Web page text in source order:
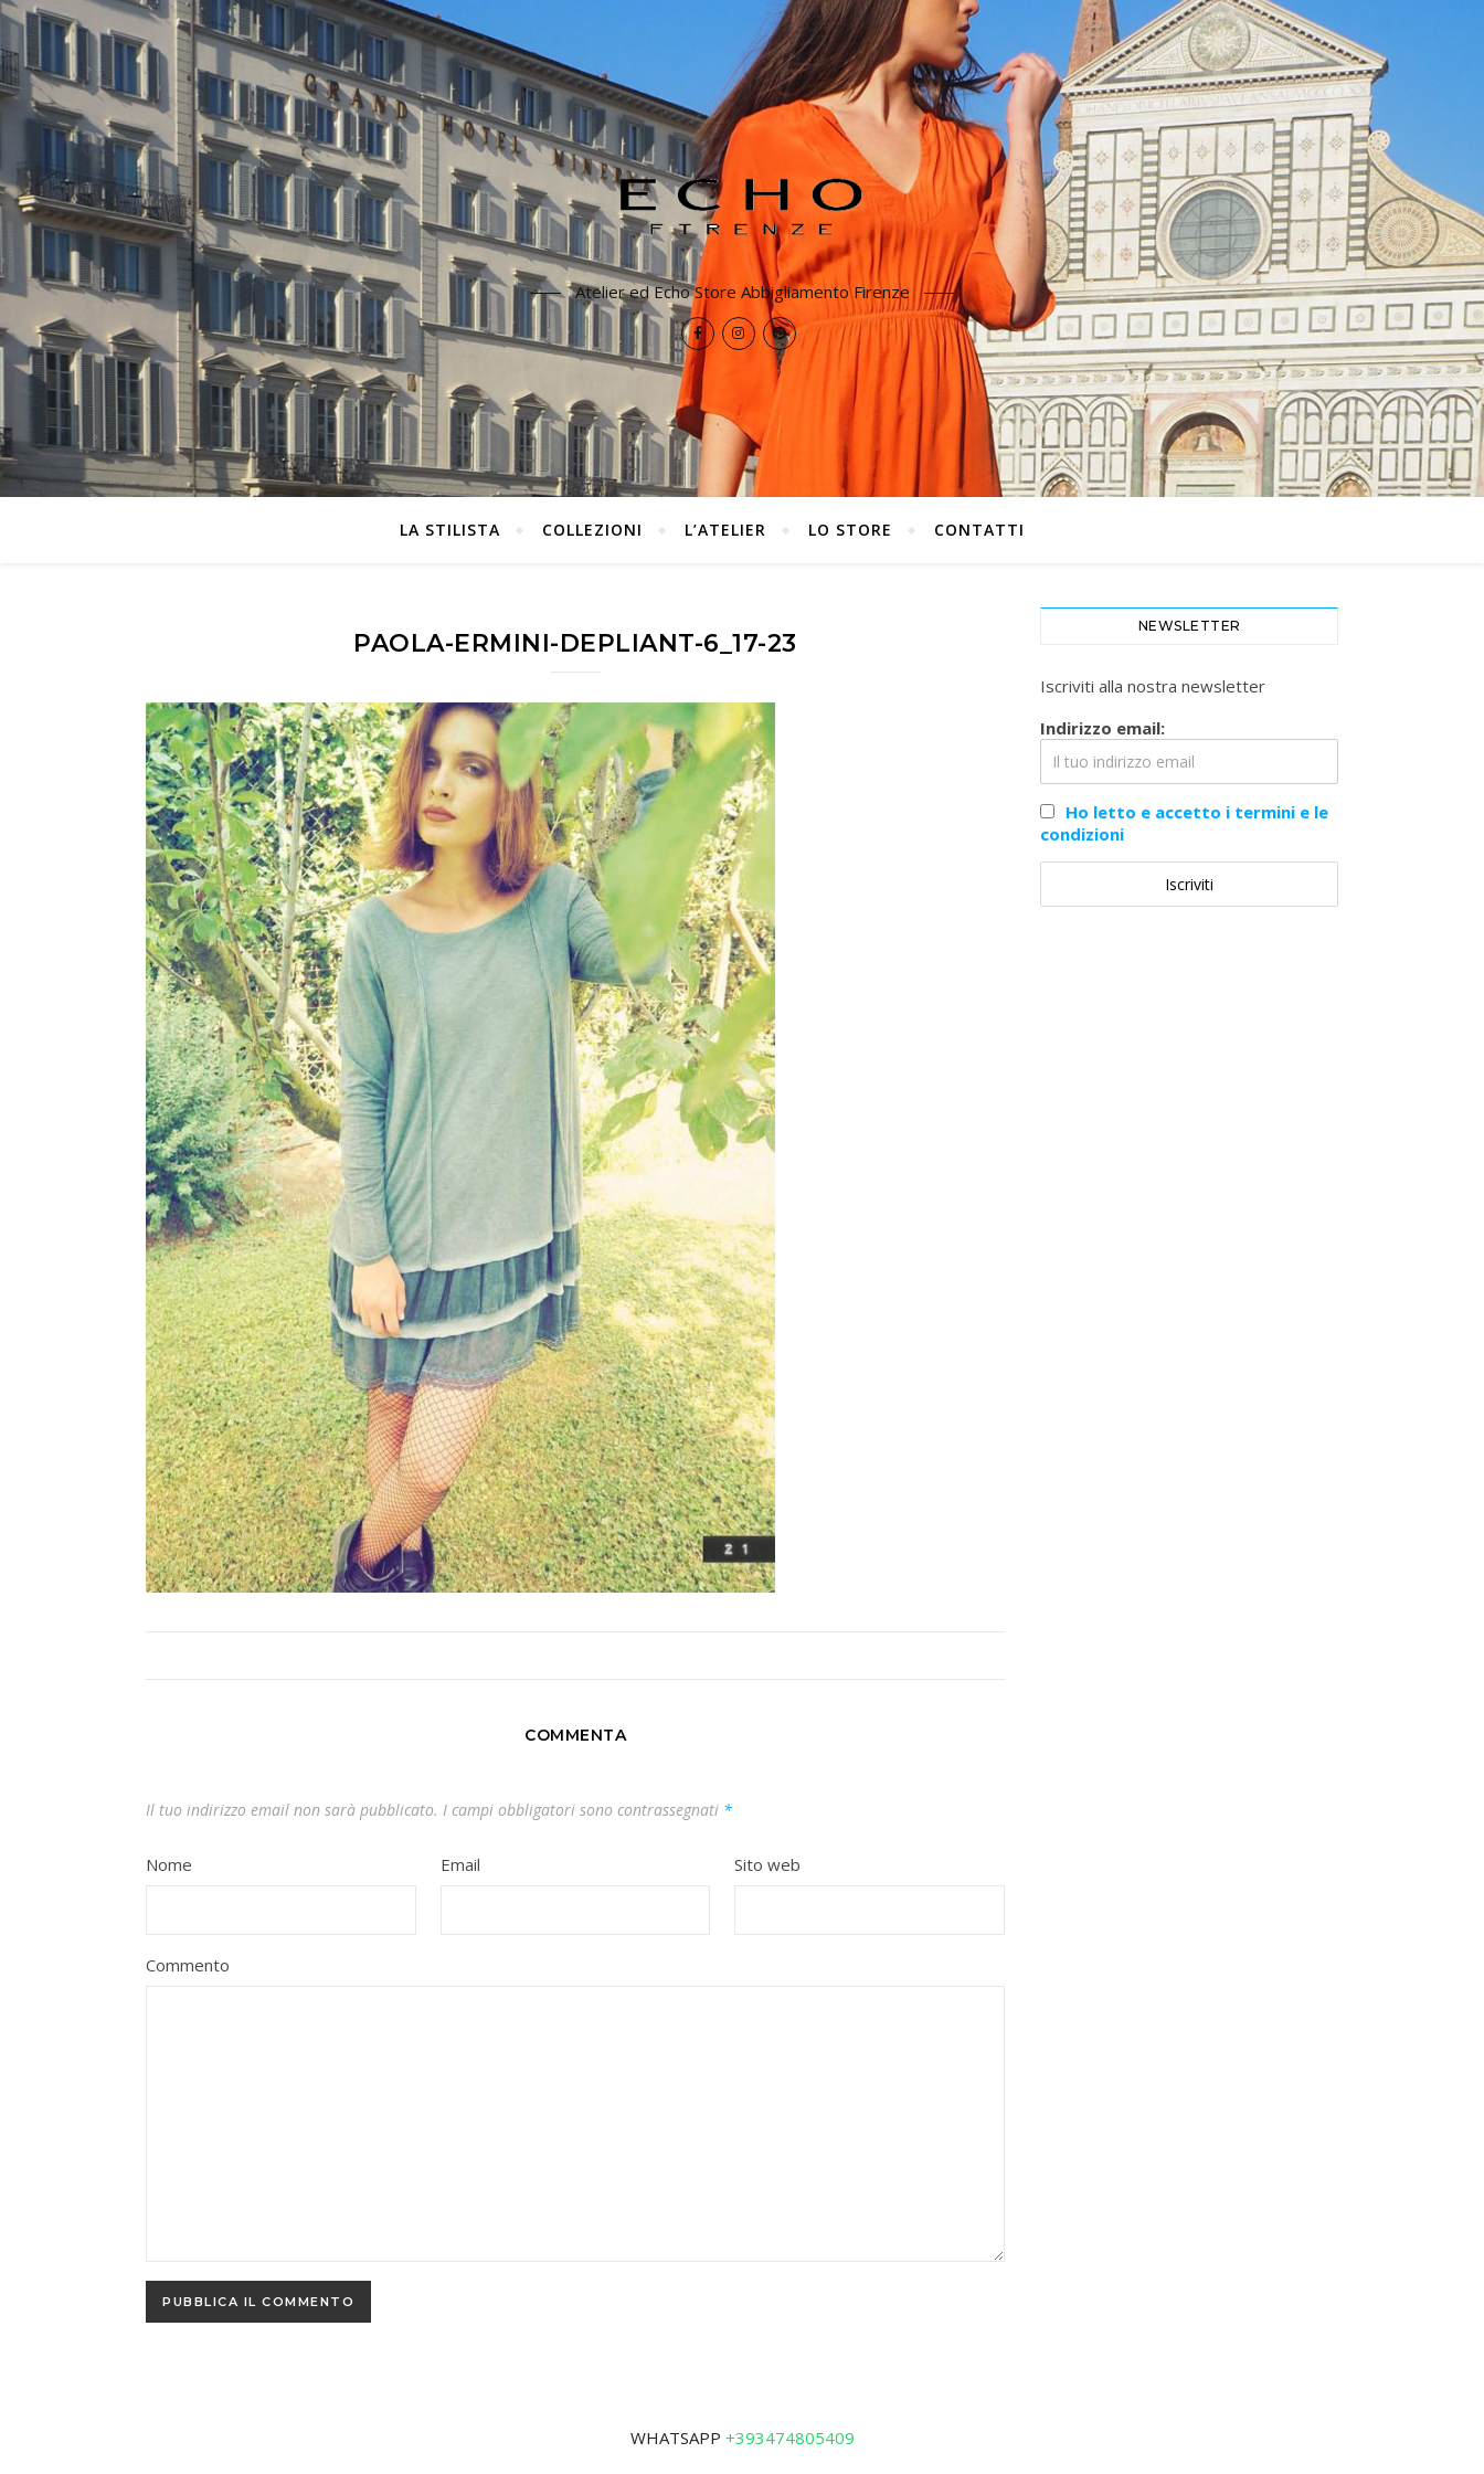
Atelier ed Echo Store Abbigliamento Firenze
LA STILISTA COLLEZIONI L’ATELIER LO STORE CONTATTI
PAOLA-ERMINI-DEPLIANT-6_17-23
COMMENTA
Il tuo indirizzo email non sarà pubblicato. I campi obbligatori sono contrassegnati *
Nome Email Sito web
Commento
NEWSLETTER
Iscriviti alla nostra newsletter
Indirizzo email:
Ho letto e accetto i termini e le
condizioni
WHATSAPP +393474805409